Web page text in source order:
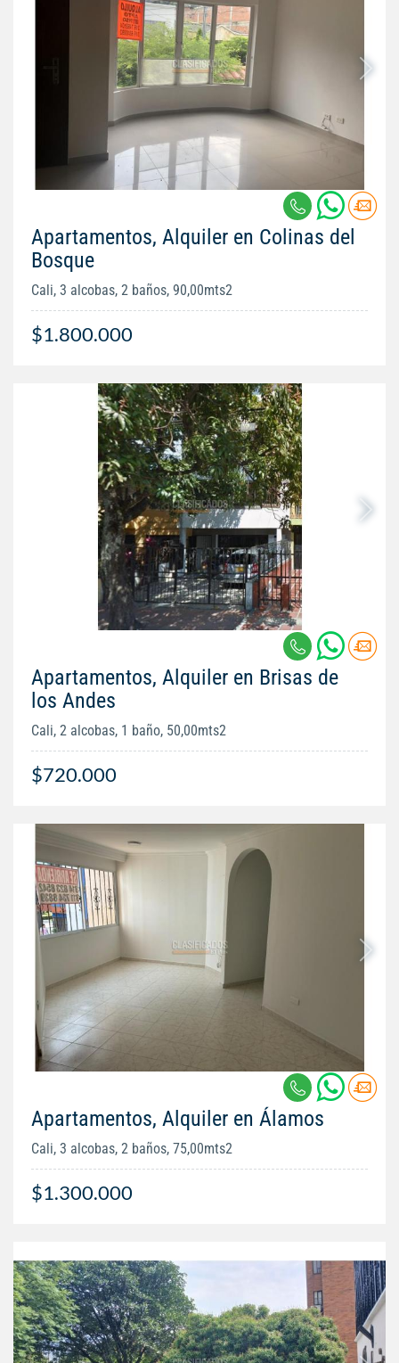
Apartamentos, Alquiler en Colinas del
Bosque
Cali, 3 alcobas, 2 baños, 90,00mts2
$1.800.000
Apartamentos, Alquiler en Brisas de
los Andes
Cali, 2 alcobas, 1 baño, 50,00mts2
$720.000
Apartamentos, Alquiler en Álamos
Cali, 3 alcobas, 2 baños, 75,00mts2
$1.300.000